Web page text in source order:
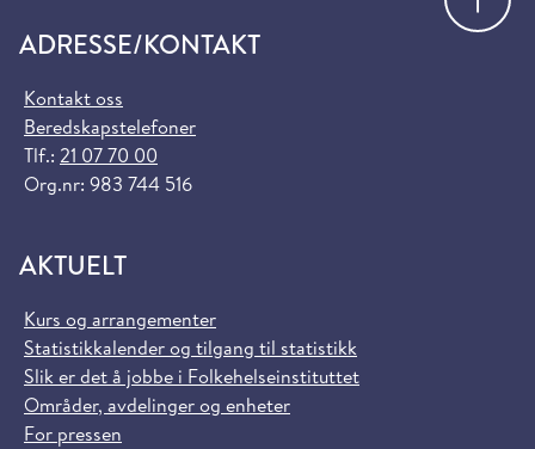
ADRESSE/KONTAKT
Kontakt oss
Beredskapstelefoner
Tlf.: 21 07 70 00
Org.nr: 983 744 516
AKTUELT
Kurs og arrangementer
Statistikkalender og tilgang til statistikk
Slik er det å jobbe i Folkehelseinstituttet
Områder, avdelinger og enheter
For pressen